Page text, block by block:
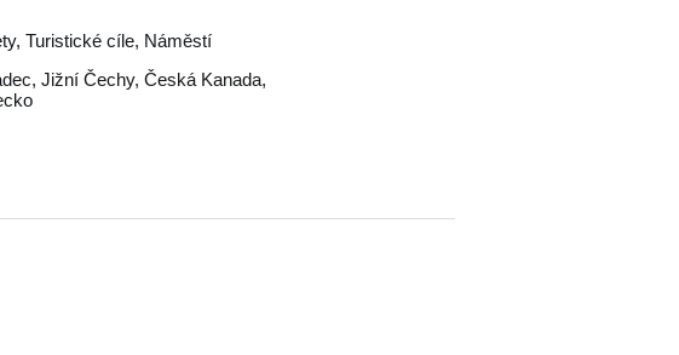
Turistické cíle, Náměstí
, Jižní Čechy, Česká Kanada,